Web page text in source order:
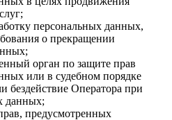
персональных данных,
о прекращении
орган по защите прав
или в судебном порядке
бездействие Оператора при
данных;
предусмотренных